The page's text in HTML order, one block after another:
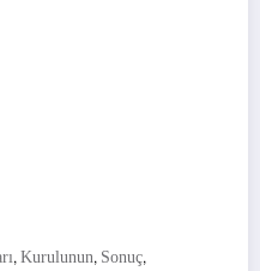
, Kurulunun, Sonuç,